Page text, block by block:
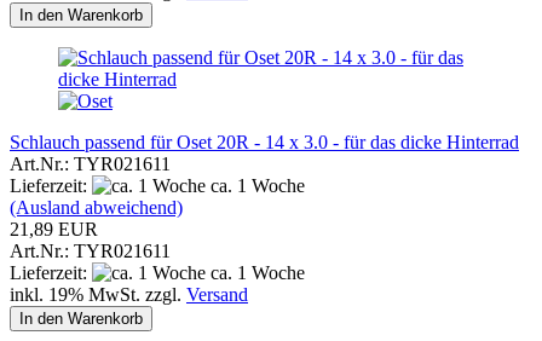
In den Warenkorb
Schlauch passend für Oset 20R - 14 x 3.0 - für das dicke Hinterrad
Art.Nr.: TYR021611
Lieferzeit:
ca. 1 Woche
(Ausland abweichend)
21,89 EUR
Art.Nr.: TYR021611
Lieferzeit:
ca. 1 Woche
inkl. 19% MwSt. zzgl. Versand
In den Warenkorb